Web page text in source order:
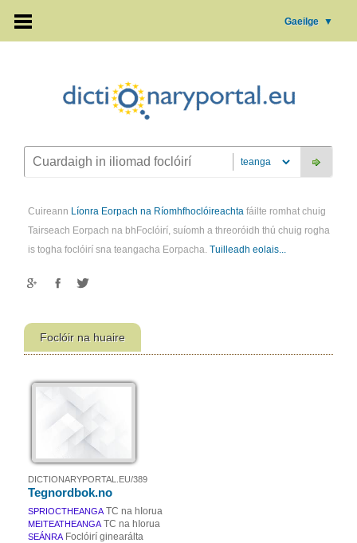
Gaeilge ▼
Cuireann Líonra Eorpach na Ríomhfhoclóireachta fáilte romhat chuig
Tairseach Eorpach na bhFoclóirí, suíomh a threoróidh thú chuig rogha
is togha foclóirí sna teangacha Eorpacha. Tuilleadh eolais...
Foclóir na huaire
DICTIONARYPORTAL.EU/389
Tegnordbok.no
SPRIOCTHEANGA TC na hIorua
MEITEATHEANGA TC na hIorua
SEÁNRA Foclóirí ginearálta